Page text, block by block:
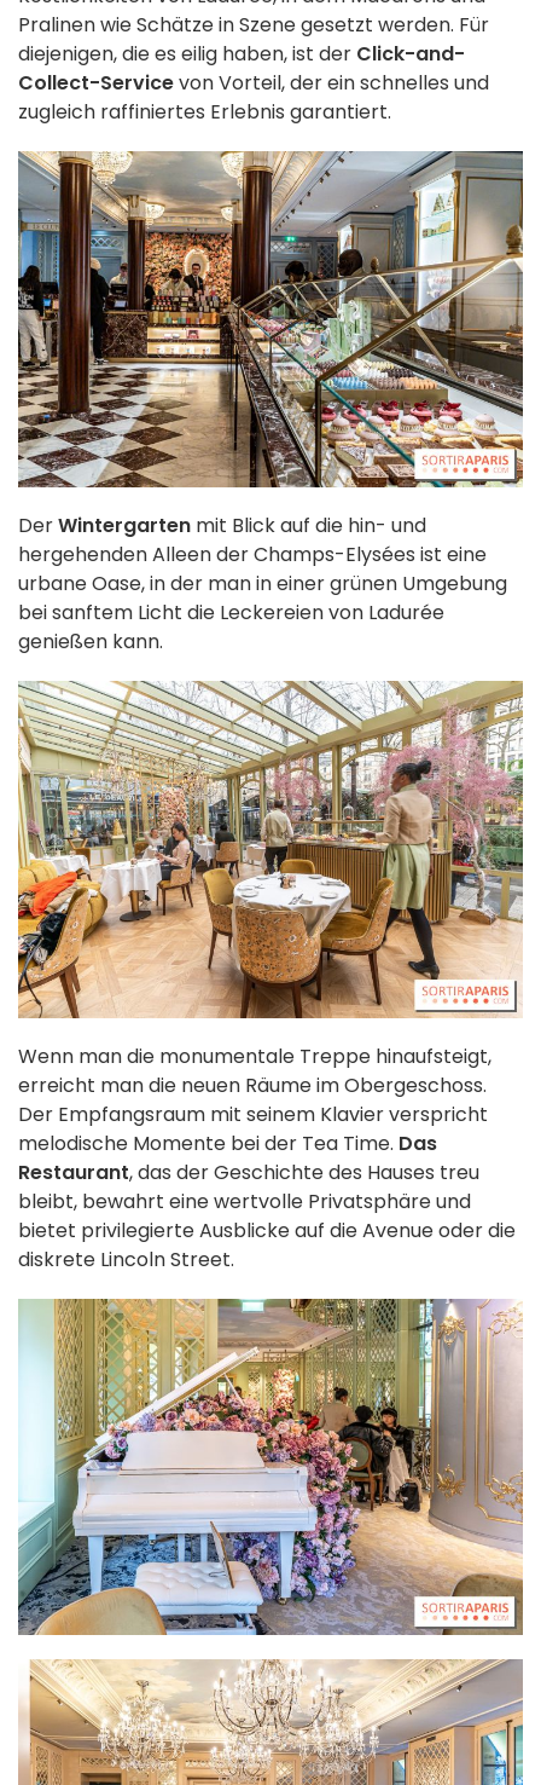
Pralinen wie Schätze in Szene gesetzt werden. Für
diejenigen, die es eilig haben, ist der Click-and-
Collect-Servicevon Vorteil, der ein schnelles und
zugleich raffiniertes Erlebnis garantiert.
DerWintergarten mit Blick auf die hin- und
hergehenden Alleen der Champs-Elysées ist eine
urbane Oase, in der man in einer grünen Umgebung
bei sanftem Licht die Leckereien von Ladurée
genießen kann.
Wenn man die monumentale Treppe hinaufsteigt,
erreicht man die neuen Räume im Obergeschoss.
Der Empfangsraum mit seinem Klavier verspricht
melodische Momente bei der Tea Time. Das
Restaurant, das der Geschichte des Hauses treu
bleibt, bewahrt eine wertvolle Privatsphäre und
bietet privilegierte Ausblicke auf die Avenue oder die
diskrete Lincoln Street.